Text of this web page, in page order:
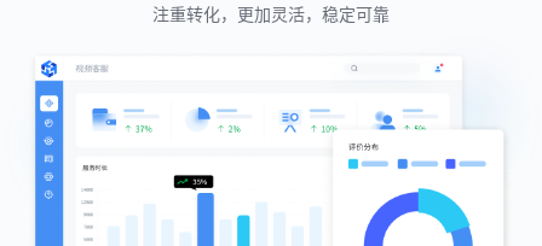
注重转化，更加灵活，稳定可靠